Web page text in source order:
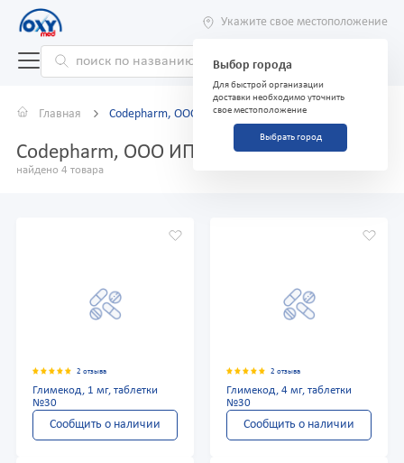
Укажите свое местоположение
Выбор города
Для быстрой организации
доставки необходимо уточнить
свое местоположение
Выбрать город
Главная Codepharm, ООО ИП
Codepharm, ООО ИП
найдено 4 товара
2 отзыва
Глимекод, 1 мг, таблетки
№30
Сообщить о наличии
2 отзыва
Глимекод, 4 мг, таблетки
№30
Сообщить о наличии